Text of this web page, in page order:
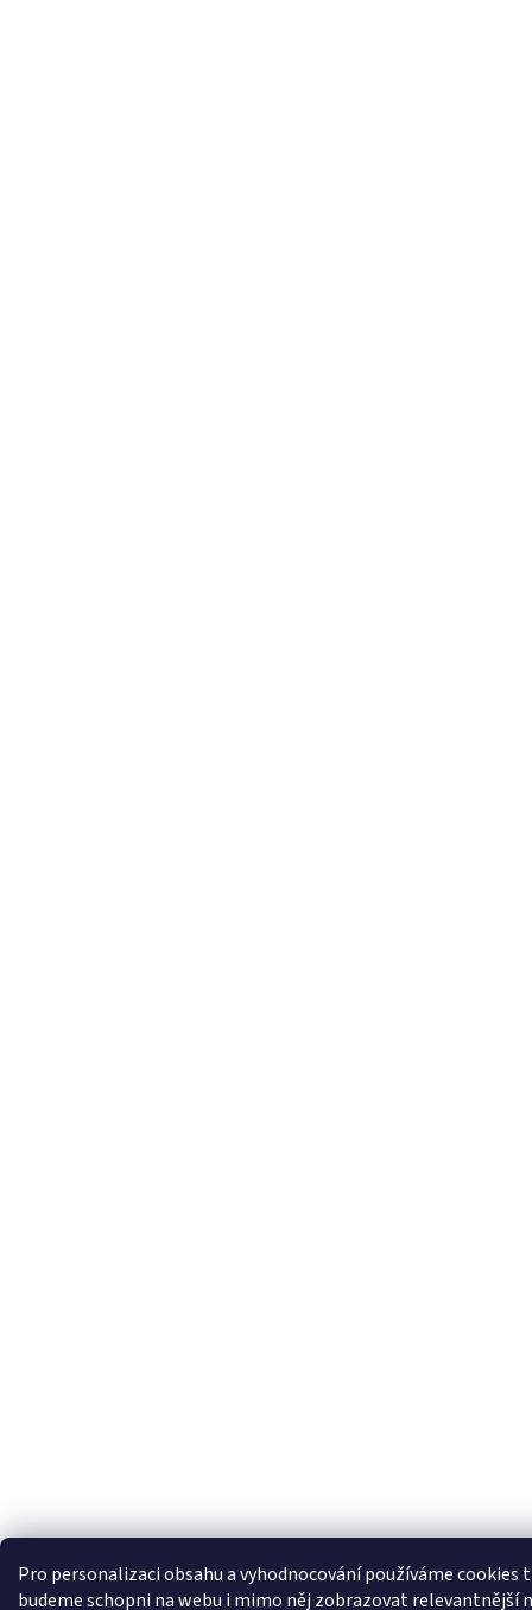
Pro personalizaci obsahu a vyhodnocování používáme cookies
budeme schopni na webu i mimo něj zobrazovat relevantnější